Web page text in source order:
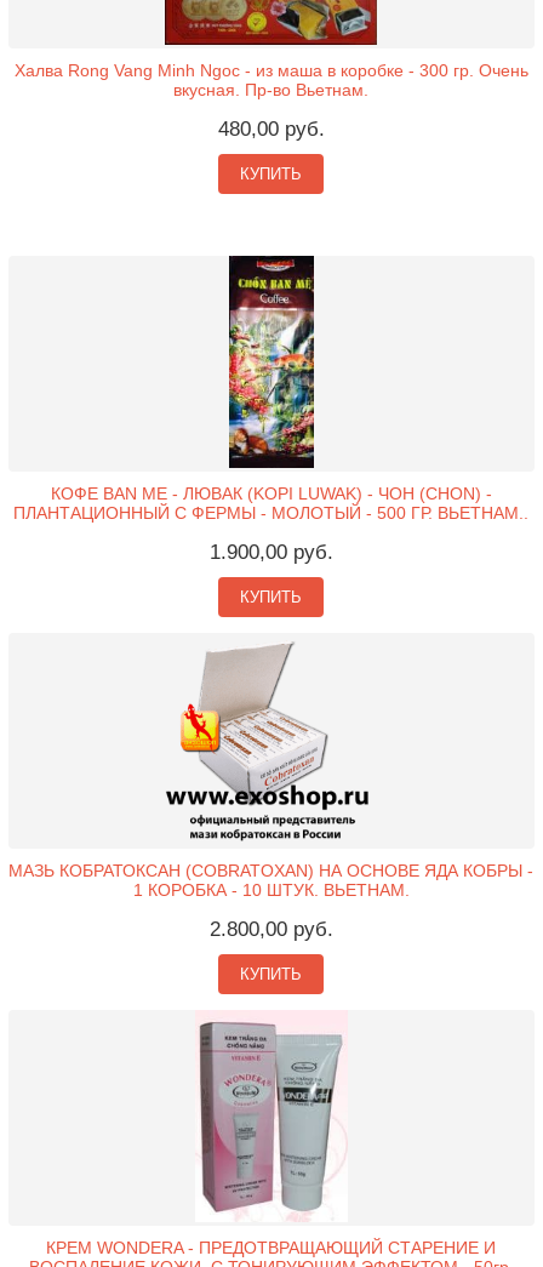
Халва Rong Vang Minh Ngoc - из маша в коробке - 300 гр. Очень
вкусная. Пр-во Вьетнам.
480,00 руб.
КУПИТЬ
КОФЕ BAN ME - ЛЮВАК (KOPI LUWAK) - ЧОН (CHON) -
ПЛАНТАЦИОННЫЙ С ФЕРМЫ - МОЛОТЫЙ - 500 ГР. ВЬЕТНАМ..
1.900,00 руб.
КУПИТЬ
МАЗЬ КОБРАТОКСАН (COBRATOXAN) НА ОСНОВЕ ЯДА КОБРЫ -
1 КОРОБКА - 10 ШТУК. ВЬЕТНАМ.
2.800,00 руб.
КУПИТЬ
КРЕМ WONDERA - ПРЕДОТВРАЩАЮЩИЙ СТАРЕНИЕ И